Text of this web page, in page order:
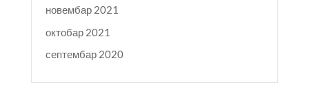
новембар 2021
октобар 2021
септембар 2020